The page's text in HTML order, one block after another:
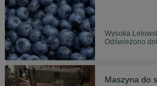
Wysoka
Odświeżono
Maszyna do